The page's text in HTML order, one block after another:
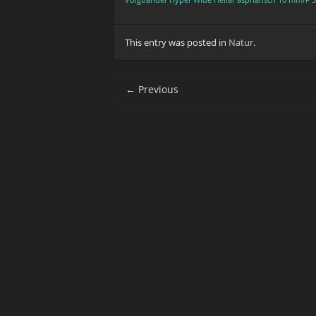
This entry was posted in Natur.
Post navigation
← Previous